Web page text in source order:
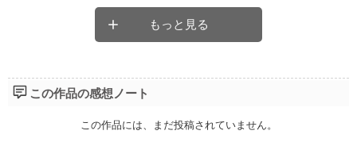
もっと見る
この作品の感想ノート
この作品には、まだ投稿されていません。